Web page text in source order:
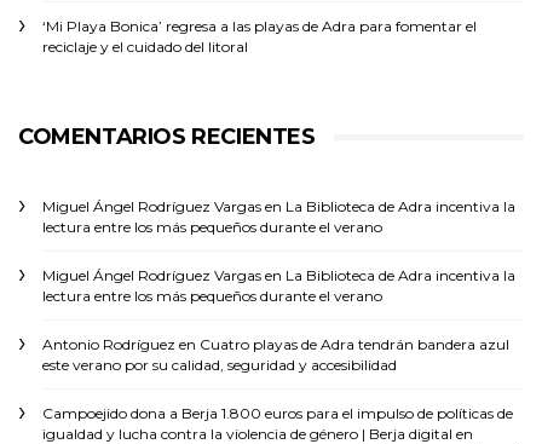
‘Mi Playa Bonica’ regresa a las playas de Adra para fomentar el
reciclaje y el cuidado del litoral
COMENTARIOS RECIENTES
Miguel Ángel Rodríguez Vargas en La Biblioteca de Adra incentiva la
lectura entre los más pequeños durante el verano
Miguel Ángel Rodríguez Vargas en La Biblioteca de Adra incentiva la
lectura entre los más pequeños durante el verano
Antonio Rodríguez en Cuatro playas de Adra tendrán bandera azul
este verano por su calidad, seguridad y accesibilidad
Campoejido dona a Berja 1.800 euros para el impulso de políticas de
igualdad y lucha contra la violencia de género | Berja digital en